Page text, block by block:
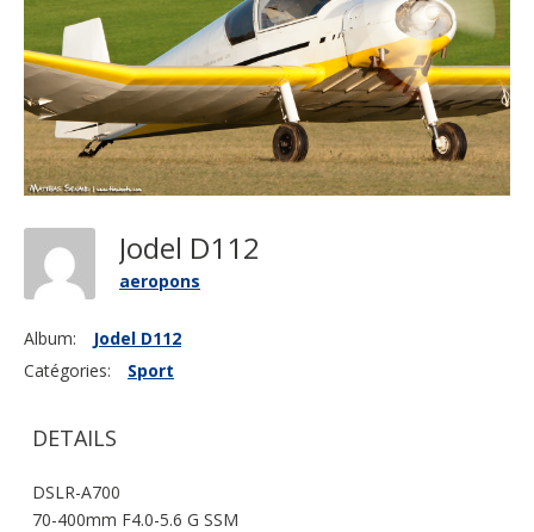
Jodel D112
aeropons
Album:
Jodel D112
Catégories:
Sport
DETAILS
DSLR-A700
70-400mm F4.0-5.6 G SSM